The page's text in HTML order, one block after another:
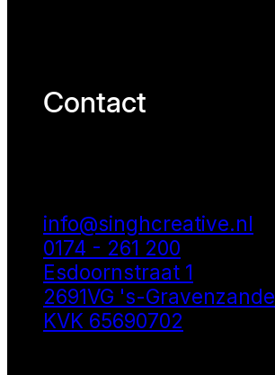
Contact
info@singhcreative.nl
0174 - 261 200
Esdoornstraat 1
2691VG 's-Gravenzande
KVK 65690702